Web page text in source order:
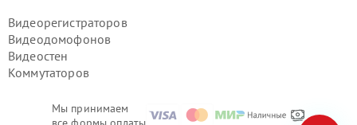
Мы принимаем
Видеорегистраторов
Видеодомофонов
Видеостен
Коммутаторов
Ремонт в г.
Ремонт в г.Барнаул
Ремонт в г.Тольятти
Ремонт в г.
Ремонт в г.Томск
Ремонт в г. Киров
Ремонт в г. Архангельск